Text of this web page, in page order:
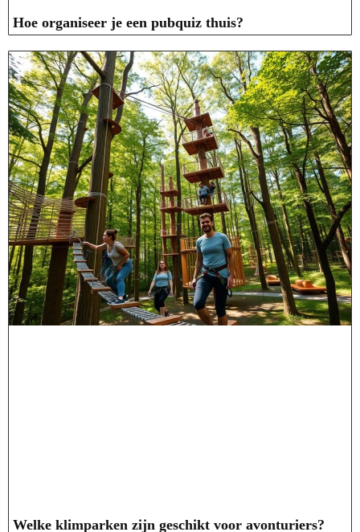
Hoe organiseer je een pubquiz thuis?
Welke klimparken zijn geschikt voor avonturiers?